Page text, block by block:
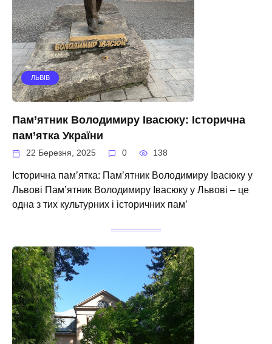
ЛЬВІВ
Пам’ятник Володимиру Івасюку: Історична
пам’ятка України
22 Березня, 2025 0 138
Історична пам’ятка: Пам’ятник Володимиру Івасюку у
Львові Пам’ятник Володимиру Івасюку у Львові – це
одна з тих культурних і історичних пам’